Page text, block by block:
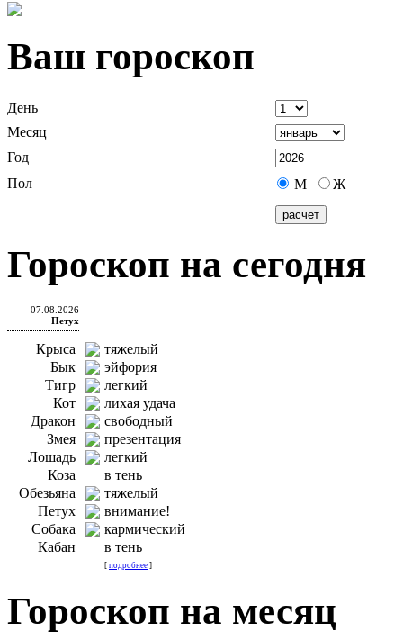
Ваш гороскоп
День
Месяц
Год
Пол
М Ж
Гороскоп на сегодня
07.08.2026
Петух
Крыса
тяжелый
Бык
эйфория
Тигр
легкий
Кот
лихая удача
Дракон
свободный
Змея
презентация
Лошадь
легкий
Коза
в тень
Обезьяна
тяжелый
Петух
внимание!
Собака
кармический
Кабан
в тень
[ подробнее ]
Гороскоп на месяц